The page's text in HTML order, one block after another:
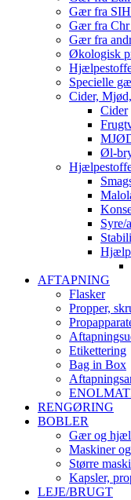
Gær fra
Gær fra Chr
Gær fra
Økologisk
Specielle
Cider,
Cider
Øl-
Syre/
AFTAPNING
Flasker
Propper,
Etikettering
Bag in Box
RENGØRING
BOBLER
Gær og
Maskiner
Større
Kapsler,
LEJE/BRUGT